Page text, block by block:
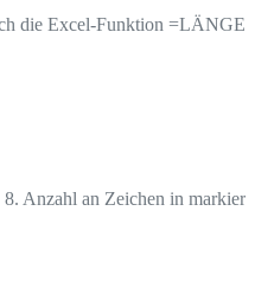
die Excel-Funktion
8. Anzahl an Zeichen in